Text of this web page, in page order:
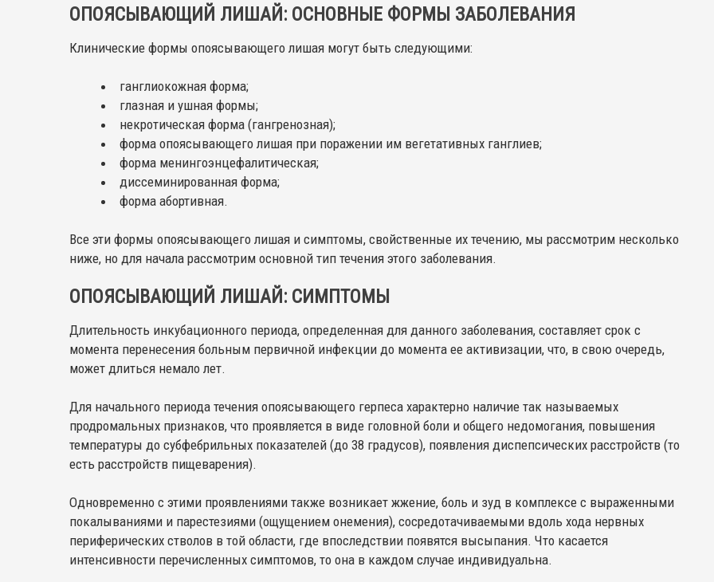
ОПОЯСЫВАЮЩИЙ ЛИШАЙ: ОСНОВНЫЕ ФОРМЫ ЗАБОЛЕВАНИЯ
Клинические формы опоясывающего лишая могут быть следующими:
ганглиокожная форма;
глазная и ушная формы;
некротическая форма (гангренозная);
форма опоясывающего лишая при поражении им вегетативных ганглиев;
форма менингоэнцефалитическая;
диссеминированная форма;
форма абортивная.
Все эти формы опоясывающего лишая и симптомы, свойственные их течению, мы рассмотрим несколько
ниже, но для начала рассмотрим основной тип течения этого заболевания.
ОПОЯСЫВАЮЩИЙ ЛИШАЙ: СИМПТОМЫ
Длительность инкубационного периода, определенная для данного заболевания, составляет срок с
момента перенесения больным первичной инфекции до момента ее активизации, что, в свою очередь,
может длиться немало лет.
Для начального периода течения опоясывающего герпеса характерно наличие так называемых
продромальных признаков, что проявляется в виде головной боли и общего недомогания, повышения
температуры до субфебрильных показателей (до 38 градусов), появления диспепсических расстройств (то
есть расстройств пищеварения).
Одновременно с этими проявлениями также возникает жжение, боль и зуд в комплексе с выраженными
покалываниями и парестезиями (ощущением онемения), сосредотачиваемыми вдоль хода нервных
периферических стволов в той области, где впоследствии появятся высыпания. Что касается
интенсивности перечисленных симптомов, то она в каждом случае индивидуальна.